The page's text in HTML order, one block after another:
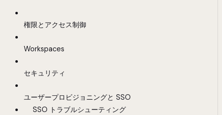
権限とアクセス制御
Workspaces
セキュリティ
ユーザープロビジョニングと SSO
SSO トラブルシューティング